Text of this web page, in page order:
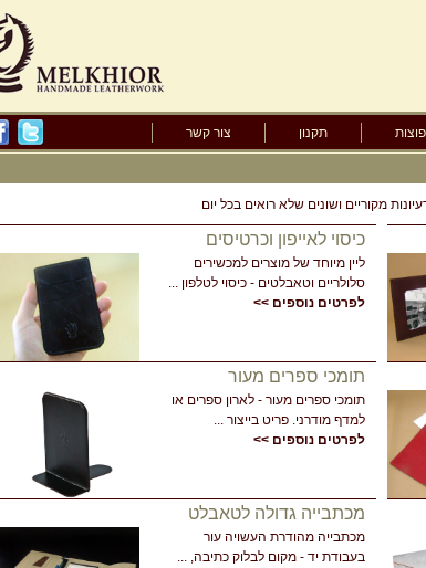
תקנון צור קשר
מקוריים ושונים שלא רואים בכל יום
כיסוי לאייפון וכרטיסים
ליין מיוחד של מוצרים למכשירים
סלולריים וטאבלטים - כיסוי לטלפון ...
לפרטים נוספים >>
תומכי ספרים מעור
תומכי ספרים מעור - לארון ספרים או
למדף מודרני. פריט בייצור ...
לפרטים נוספים >>
מכתבייה גדולה לטאבלט
מכתבייה מהודרת העשויה עור
בעבודת יד - מקום לבלוק כתיבה, ...